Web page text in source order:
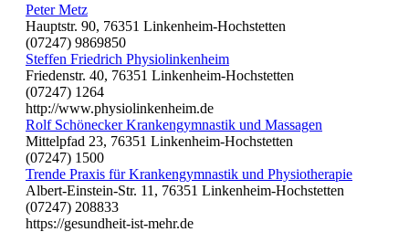
Peter Metz
Hauptstr. 90, 76351 Linkenheim-Hochstetten
(07247) 9869850
Steffen Friedrich Physiolinkenheim
Friedenstr. 40, 76351 Linkenheim-Hochstetten
(07247) 1264
http://www.physiolinkenheim.de
Rolf Schönecker Krankengymnastik und Massagen
Mittelpfad 23, 76351 Linkenheim-Hochstetten
(07247) 1500
Trende Praxis für Krankengymnastik und Physiotherapie
Albert-Einstein-Str. 11, 76351 Linkenheim-Hochstetten
(07247) 208833
https://gesundheit-ist-mehr.de